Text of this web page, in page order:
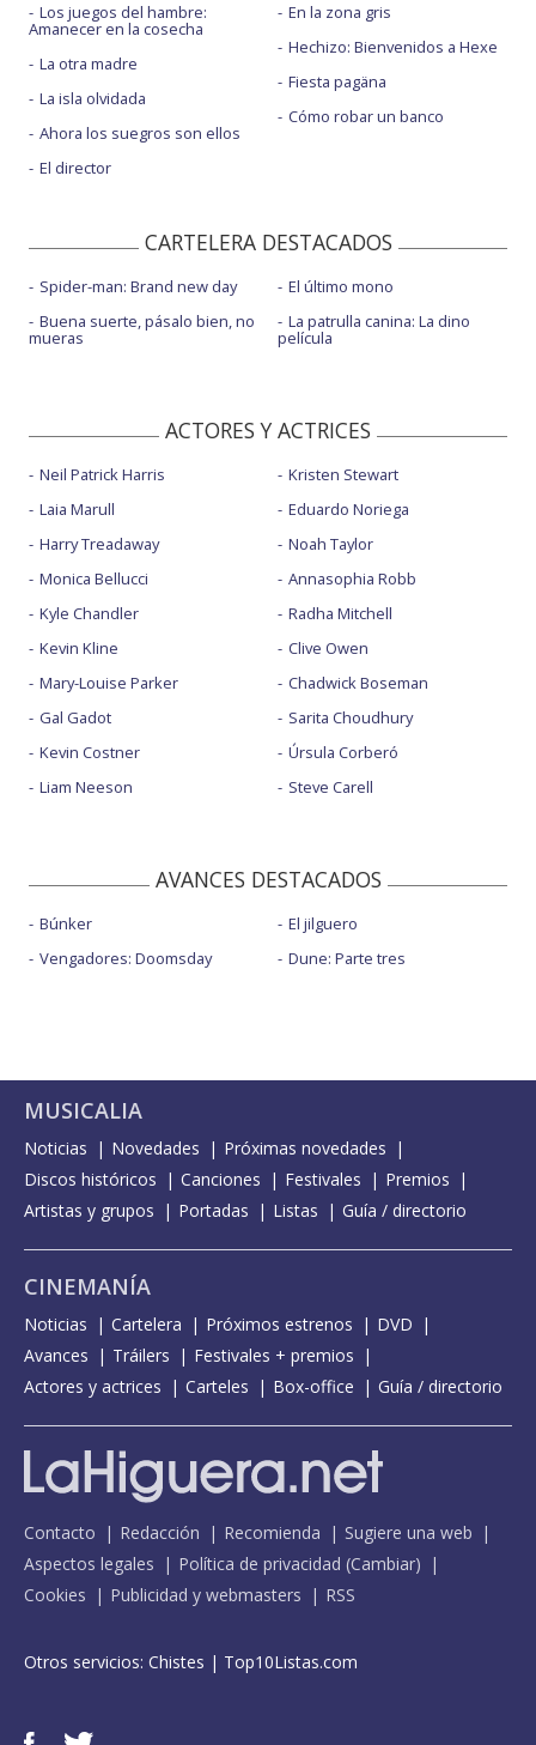
Los juegos del hambre:
Amanecer en la cosecha
La otra madre
La isla olvidada
Ahora los suegros son ellos
El director
En la zona gris
Hechizo: Bienvenidos a Hexe
Fiesta pagäna
Cómo robar un banco
CARTELERA DESTACADOS
Spider-man: Brand new day
Buena suerte, pásalo bien, no
mueras
El último mono
La patrulla canina: La dino
película
ACTORES Y ACTRICES
Neil Patrick Harris
Laia Marull
Harry Treadaway
Monica Bellucci
Kyle Chandler
Kevin Kline
Mary-Louise Parker
Gal Gadot
Kevin Costner
Liam Neeson
Kristen Stewart
Eduardo Noriega
Noah Taylor
Annasophia Robb
Radha Mitchell
Clive Owen
Chadwick Boseman
Sarita Choudhury
Úrsula Corberó
Steve Carell
AVANCES DESTACADOS
Búnker
Vengadores: Doomsday
El jilguero
Dune: Parte tres
MUSICALIA
Noticias Novedades
Próximas novedades
Discos históricos
Canciones Festivales
Premios
Artistas y grupos
Portadas Listas Guía / directorio
CINEMANÍA
Noticias Cartelera Próximos estrenos
DVD
Avances
Tráilers
Festivales + premios
Actores y actrices
Carteles Box-office Guía / directorio
Contacto Redacción Recomienda
Sugiere una web
Aspectos legales
Política de privacidad (Cambiar)
Cookies
Publicidad y webmasters RSS
Otros servicios: Chistes | Top10Listas.com